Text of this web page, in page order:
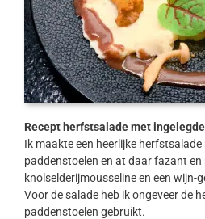
Recept herfstsalade met
Ik maakte een heerlijke herfstsalade
paddenstoelen en at daar fazant
knolselderijmousseline en een wijn-
Voor de salade heb ik ongeveer de
paddenstoelen gebruikt.